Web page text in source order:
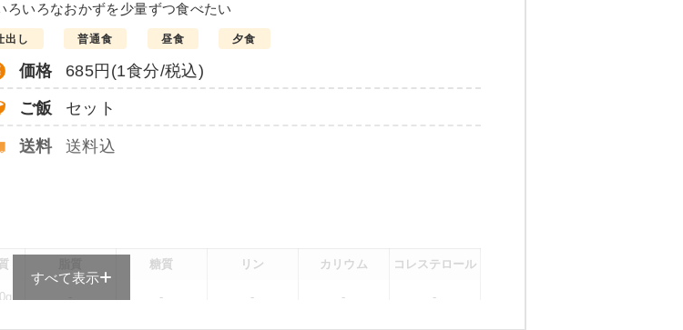
ろいろなおかずを少量ずつ食べたい
出し 普通食 昼食 夕食
価格 685円(1食分/税込)
ご飯 セット
送料 送料込
糖質 リン カリウム コレステロール
- - - - -
すべて表示